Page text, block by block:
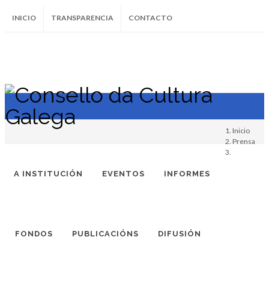
INICIO TRANSPARENCIA CONTACTO
InstagramFacebookTwitter Soundcloud
Youtube
A INSTITUCIÓN EVENTOS INFORMES
FONDOS PUBLICACIÓNS DIFUSIÓN
Inicio
Prensa